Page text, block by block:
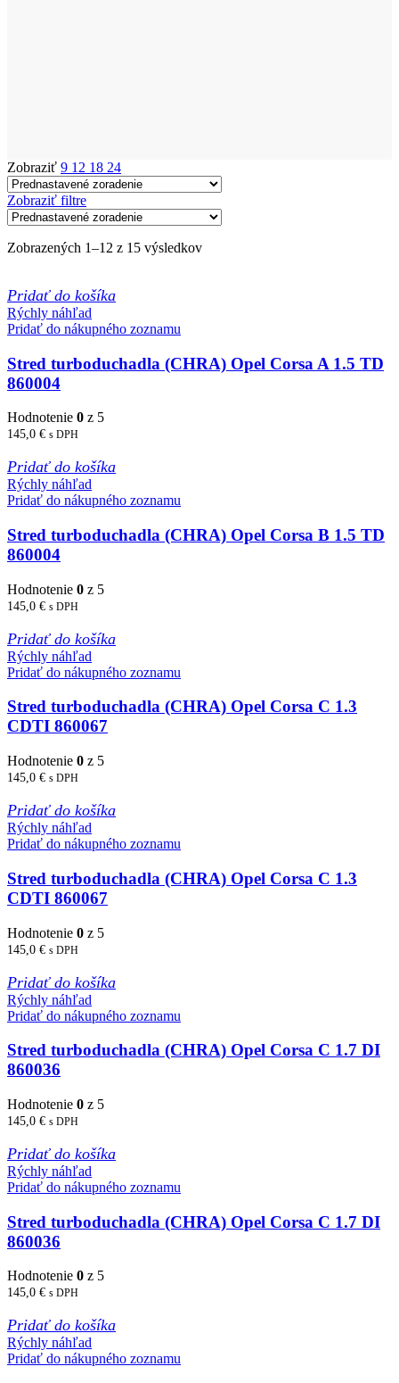
Zobraziť 9 12 18 24
Zobraziť filtre
Zobrazených 1–12 z 15 výsledkov
Pridať do košíka
Rýchly náhľad
Pridať do nákupného zoznamu
Stred turboduchadla (CHRA) Opel Corsa A 1.5 TD
860004
Hodnotenie 0 z 5
145,0 € s DPH
Pridať do košíka
Rýchly náhľad
Pridať do nákupného zoznamu
Stred turboduchadla (CHRA) Opel Corsa B 1.5 TD
860004
Hodnotenie 0 z 5
145,0 € s DPH
Pridať do košíka
Rýchly náhľad
Pridať do nákupného zoznamu
Stred turboduchadla (CHRA) Opel Corsa C 1.3
CDTI 860067
Hodnotenie 0 z 5
145,0 € s DPH
Pridať do košíka
Rýchly náhľad
Pridať do nákupného zoznamu
Stred turboduchadla (CHRA) Opel Corsa C 1.3
CDTI 860067
Hodnotenie 0 z 5
145,0 € s DPH
Pridať do košíka
Rýchly náhľad
Pridať do nákupného zoznamu
Stred turboduchadla (CHRA) Opel Corsa C 1.7 DI
860036
Hodnotenie 0 z 5
145,0 € s DPH
Pridať do košíka
Rýchly náhľad
Pridať do nákupného zoznamu
Stred turboduchadla (CHRA) Opel Corsa C 1.7 DI
860036
Hodnotenie 0 z 5
145,0 € s DPH
Pridať do košíka
Rýchly náhľad
Pridať do nákupného zoznamu